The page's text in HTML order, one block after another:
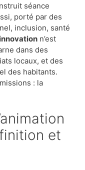
séance
porté par des
inclusion, santé
innovation n’est
dans des
locaux, et des
des habitants.
: la
et